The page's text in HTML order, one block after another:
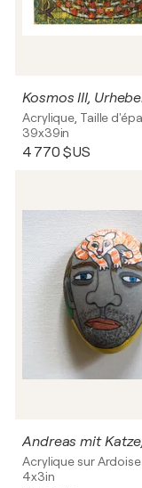
39x39in
4 770 $US
Acrylique sur Ardoise
4x3in